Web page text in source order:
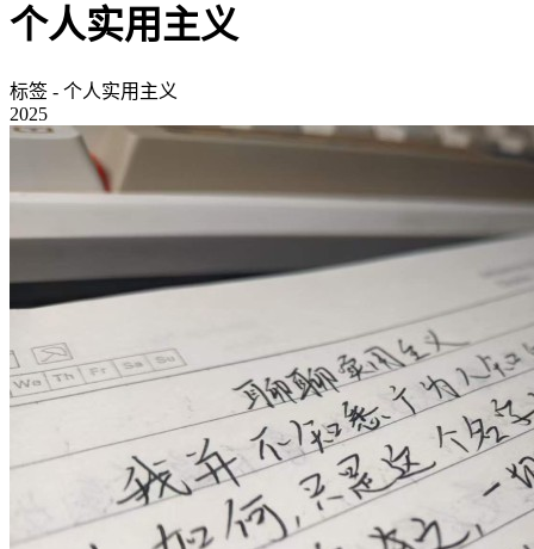
个人实用主义
标签 - 个人实用主义
2025